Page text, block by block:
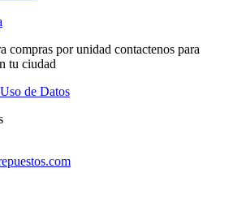
compras por unidad contactenos para
tu ciudad
de Datos